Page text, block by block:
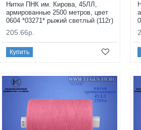
Нитки ПНК им. Кирова, 45ЛЛ,
армированные 2500 метров, цвет
0604 *03271* рыжий светлый (112г)
205.66р.
Купить